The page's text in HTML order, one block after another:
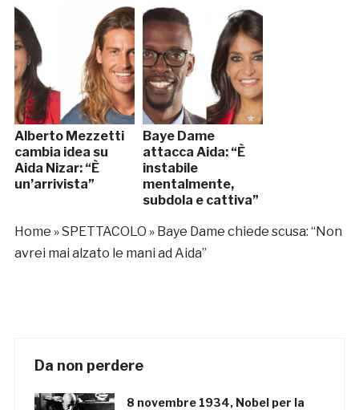
Alberto Mezzetti
cambia idea su
Aida Nizar: “È
un’arrivista”
Baye Dame
attacca Aida: “È
instabile
mentalmente,
subdola e cattiva”
Home »SPETTACOLO » Baye Dame chiede scusa: “Non
avrei mai alzato le mani ad Aida”
Da non perdere
8 novembre 1934, Nobel per la